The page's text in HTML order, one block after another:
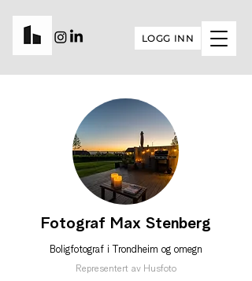
LOGG INN
Fotograf Max Stenberg
Boligfotograf i Trondheim og omegn
Representert av Husfoto